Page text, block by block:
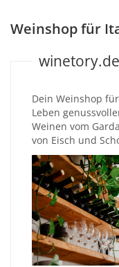
Weinshop für
winetory.de
Dein Weinshop
Leben
Weinen vom
von Eisch und